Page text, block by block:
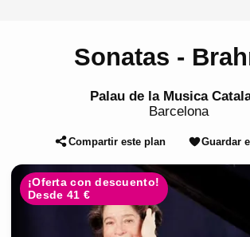
Sonatas -
Palau de la Musica
Barcelona
Compartir este plan Guardar
¡Oferta con descuento!
Desde 41 €